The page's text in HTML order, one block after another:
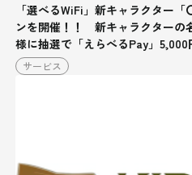
「選べるWiFi」新キャラクター
ンを開催！！ 新キャラクターの
様に抽選で「えらべるPay」5,000
サービス